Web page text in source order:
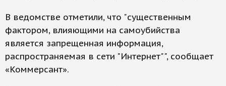
В ведомстве отметили, что "существенным
фактором, влияющими на самоубийства
является запрещенная информация,
распространяемая в сети "Интернет"", сообщает
«Коммерсант».